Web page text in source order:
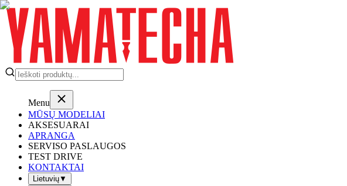
Menu
MŪSŲ MODELIAI
AKSESUARAI
APRANGA
SERVISO PASLAUGOS
TEST DRIVE
KONTAKTAI
Lietuvių▼